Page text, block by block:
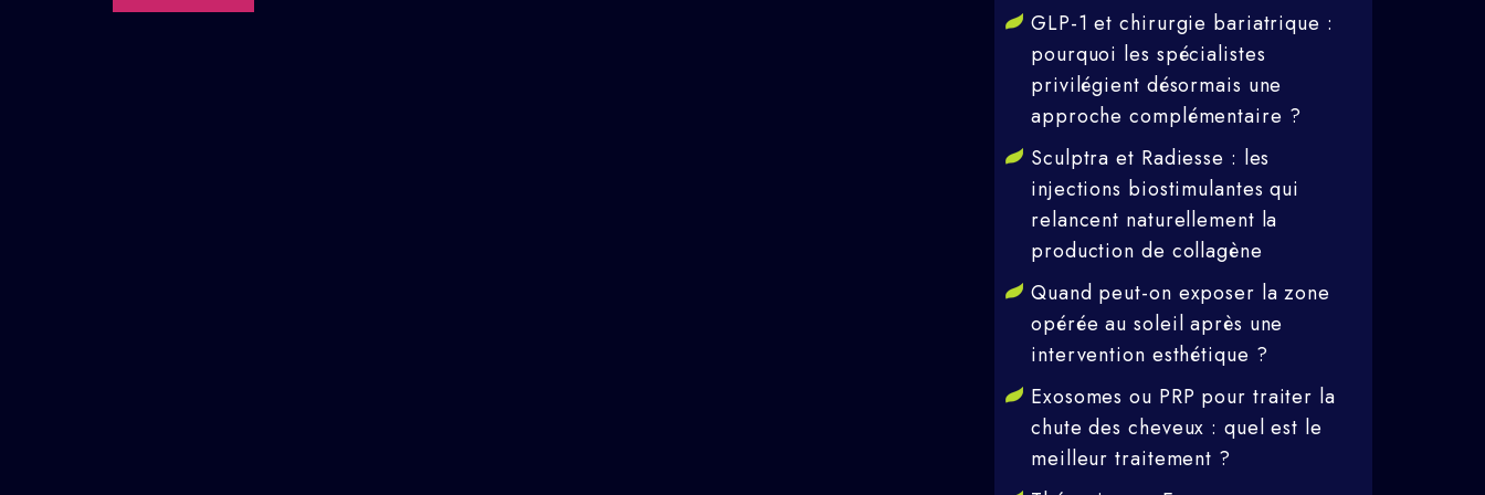
GLP-1 et chirurgie bariatrique :
pourquoi les spécialistes
privilégient désormais une
approche complémentaire ?
Sculptra et Radiesse : les
injections biostimulantes qui
relancent naturellement la
production de collagène
Quand peut-on exposer la zone
opérée au soleil après une
intervention esthétique ?
Exosomes ou PRP pour traiter la
chute des cheveux : quel est le
meilleur traitement ?